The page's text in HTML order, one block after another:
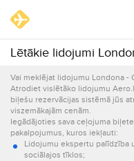
Lētākie lidojumi
Vai meklējat lidojumu Londona -
Atrodiet vislētāko lidojumu
biļešu rezervācijas sistēmā jūs
viszemākajām cenām.
Iegādājoties sava ceļojuma
pakalpojumus, kuros iekļauti:
Lidojumu ekspertu palīdzība
sociālajos tīklos;